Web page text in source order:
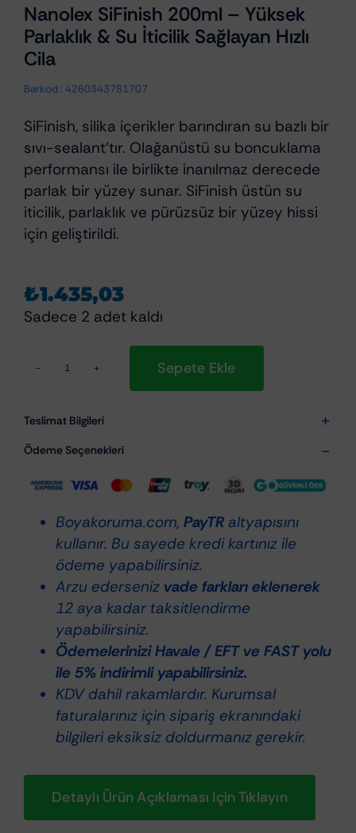
Nanolex SiFinish 200ml – Yüksek
Parlaklık & Su İticilik Sağlayan Hızlı
Cila
Barkod : 4260343781707
SiFinish, silika içerikler barındıran su bazlı bir
sıvı-sealant’tır. Olağanüstü su boncuklama
performansı ile birlikte inanılmaz derecede
parlak bir yüzey sunar. SiFinish üstün su
iticilik, parlaklık ve pürüzsüz bir yüzey hissi
için geliştirildi.
₺1.435,03
Sadece 2 adet kaldı
Nanolex
200ml
-
Yüksek
Parlaklık
Su
İticilik
Sağlayan
Hızlı
Cila
adet
Sepete Ekle
Teslimat Bilgileri
Ödeme Seçenekleri
Boyakoruma.com, PayTRaltyapısını
kullanır. Bu sayede kredi kartınız ile
ödeme yapabilirsiniz.
Arzu ederseniz vade farkları eklenerek
12 aya kadar taksitlendirme
yapabilirsiniz.
Ödemelerinizi Havale / EFT ve FAST yolu
ile 5% indirimli yapabilirsiniz.
KDV dahil rakamlardır. Kurumsal
faturalarınız için sipariş ekranındaki
bilgileri eksiksiz doldurmanız gerekir.
Detaylı Ürün Açıklaması Için Tıklayın